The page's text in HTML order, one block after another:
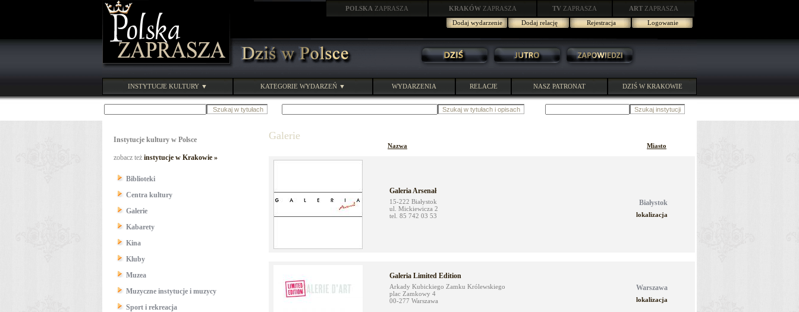
POLSKA ZAPRASZA KRAKÓW ZAPRASZA TV ZAPRASZA ART ZAPRASZA
Dodaj wydarzenie
Dodaj relację Rejestracja Logowanie
INSTYTUCJE KULTURY ▼ KATEGORIE WYDARZEŃ ▼ WYDARZENIA RELACJE NASZ PATRONAT DZIŚ W KRAKOWIE
Instytucje kultury w Polsce
zobacz też instytucje w Krakowie »
Biblioteki
Centra kultury
Galerie
Kabarety
Kina
Kluby
Muzea
Muzyczne instytucje i muzycy
Sport i rekreacja
Galerie
Nazwa Miasto
Galeria Arsenał
15-222 Białystok
ul. Mickiewicza 2
tel. 85 742 03 53
Białystok
lokalizacja
Galeria Limited Edition
Arkady Kubickiego Zamku Królewskiego
plac Zamkowy 4
00-277 Warszawa
Warszawa
lokalizacja